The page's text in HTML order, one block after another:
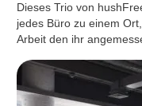
Dieses Trio von
jedes Büro zu einem
Arbeit den ihr